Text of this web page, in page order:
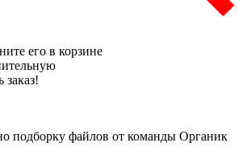
его в корзине
заказ!
подборку файлов от команды Органик